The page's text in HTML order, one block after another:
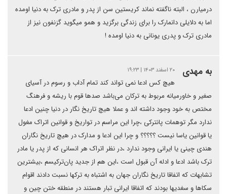
درمیارن ، البته ناگفته نماند کریستین سن از پدر و مادری ترک به دنیا اومده
اما به دلایلی دانمارک را برای زندگی برگزید و همو میگوید گزنفون نیز از
مادری ترک و پدری یونانی به دنیا اومده !
به مهدی ۲۰ اسفند ۱۴۰۳ | ۱۹:۲۳
هیچ کس ادعا نمی تواند کند تمام آداب و رسوم در آسیای
صغیر و خاورمیانه مربوط به ترکان می‌باشد صدها قوم با ریشه و فرهنگ
مختص به خود وجود داشته اند و عملا هیچ تاریخ نگار در دنیا چنین ادعا
ندارد مگر توهمات پانترکی ،چرا این مراسم در تواریخ و قوانین اتراک مغول
یا قوانین یاسا نیست ؟؟؟؟؟ و چرا این ادعا و مدارک در هیچ تاریخ نگاران
هندی چینی یا ایرانی وجود ندارد ،در نظر اتراک هر انسانی که از پدر یا مادر
ترک باشد ادعا و ادله آن قبول است ،این هم از جدید پان‌ترکیسم ،بیشترین
تشابهات که اتفاقا تاریخ نگاران جهان به اشتباه به ترکها نسبت دادند اقوام
سکاها و سغدیها بودند که اتفاقا ایرانی تبار هستند در منطقه ختن چین و